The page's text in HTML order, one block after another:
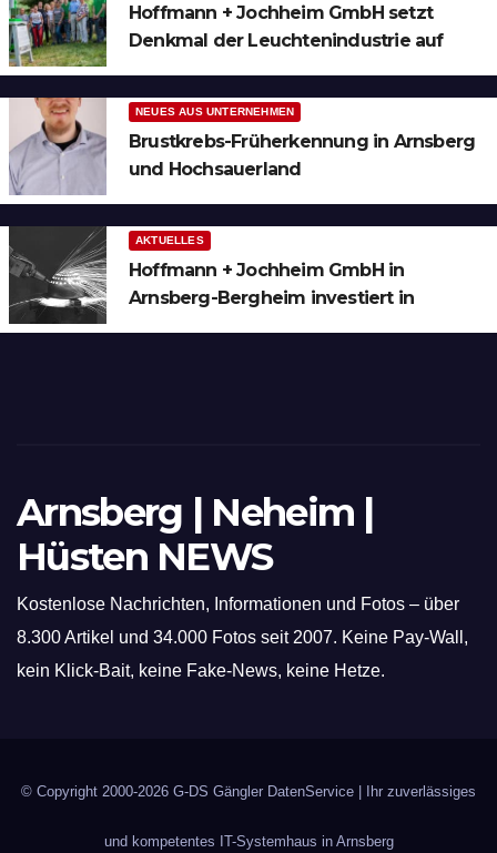
Hoffmann + Jochheim GmbH setzt
Denkmal der Leuchtenindustrie auf
NEUES AUS UNTERNEHMEN
Brustkrebs-Früherkennung in Arnsberg
und Hochsauerland
AKTUELLES
Hoffmann + Jochheim GmbH in
Arnsberg-Bergheim investiert in
Arnsberg | Neheim |
Hüsten NEWS
Kostenlose Nachrichten, Informationen und Fotos – über
8.300 Artikel und 34.000 Fotos seit 2007. Keine Pay-Wall,
kein Klick-Bait, keine Fake-News, keine Hetze.
© Copyright 2000-2026 G-DS Gängler DatenService | Ihr zuverlässiges
und kompetentes IT-Systemhaus in Arnsberg